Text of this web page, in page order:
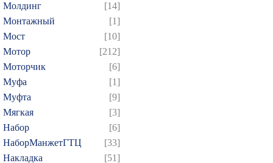
Молдинг
[14]
Монтажный
[1]
Мост
[10]
Мотор
[212]
Моторчик
[6]
Муфа
[1]
Муфта
[9]
Мягкая
[3]
Набор
[6]
НаборМанжетГТЦ
[33]
Накладка
[51]